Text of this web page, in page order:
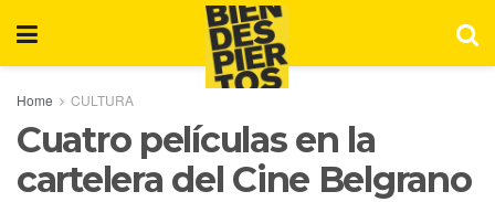
Home CULTURA
Cuatro películas en la
cartelera del Cine Belgrano